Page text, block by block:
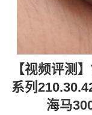
【视频评测
系列
海马